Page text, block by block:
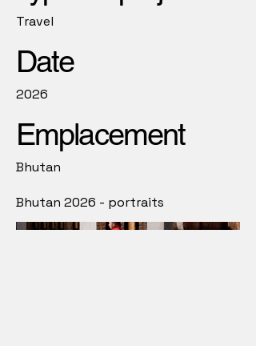
Travel
Date
2026
Emplacement
Bhutan
Bhutan 2026 - portraits